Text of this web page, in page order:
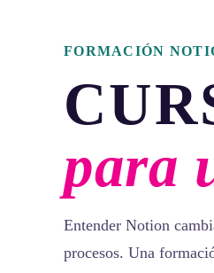
FORMACIÓN
para
Entender Notion
procesos. Una